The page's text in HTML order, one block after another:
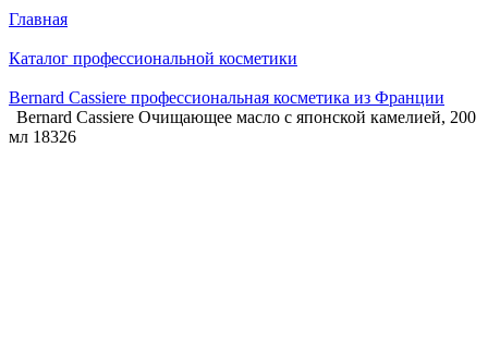
Главная
Каталог профессиональной косметики
Bernard Cassiere профессиональная косметика из Франции
Bernard Cassiere Очищающее масло с японской камелией, 200
мл 18326